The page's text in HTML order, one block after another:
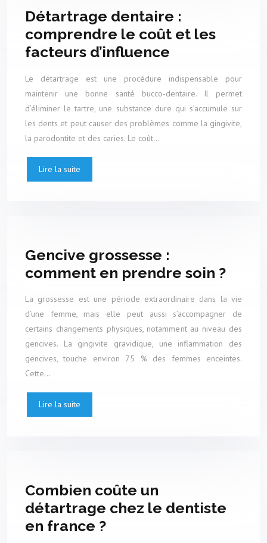
Détartrage dentaire :
comprendre le coût et les
facteurs d’influence
Le détartrage est une procédure indispensable pour
maintenir une bonne santé bucco-dentaire. Il permet
d’éliminer le tartre, une substance dure qui s’accumule sur
les dents et peut causer des problèmes comme la gingivite,
la parodontite et des caries. Le coût…
Lire la suite
Gencive grossesse :
comment en prendre soin ?
La grossesse est une période extraordinaire dans la vie
d’une femme, mais elle peut aussi s’accompagner de
certains changements physiques, notamment au niveau des
gencives. La gingivite gravidique, une inflammation des
gencives, touche environ 75 % des femmes enceintes.
Cette…
Lire la suite
Combien coûte un
détartrage chez le dentiste
en france ?